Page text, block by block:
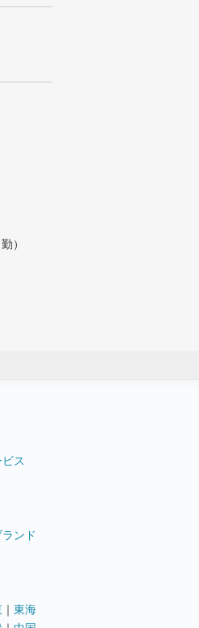
）
ス
ンド
｜ 東海